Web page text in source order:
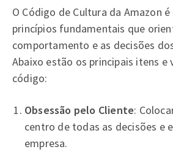
O Código de Cultura da Amazon
princípios fundamentais que
comportamento e as decisões
Abaixo estão os principais itens e
código:
Obsessão pelo Cliente:
centro de todas as decisões e
empresa.